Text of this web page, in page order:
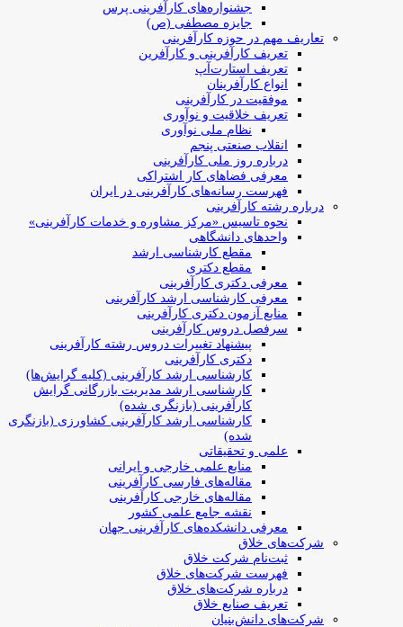
جشنواره‌های کارآفرینی‌ پرس
جایزه مصطفی (ص)
تعاریف مهم در حوزه کارآفرینی
تعریف کارآفرینی و کارآفرین
تعریف استارت‌آپ
انواع کارآفرینان
موفقیت در کارآفرینی
تعریف خلاقیت و نوآوری
نظام ملی نوآوری
انقلاب صنعتی پنجم
درباره روز ملی کارآفرینی
معرفی فضاهای کار اشتراکی
فهرست رسانه‌های کارآفرینی در ایران
درباره رشته کارآفرینی
نحوه تاسیس «مرکز مشاوره و خدمات کارآفرینی»
واحدهای دانشگاهی
مقطع کارشناسی ارشد
مقطع دکتری
معرفی دکتری کارآفرینی
معرفی کارشناسی ارشد کارآفرینی
منابع آزمون دکتری کارآفرینی
سرفصل دروس کارآفرینی
پیشنهاد تغییرات دروس رشته کارآفرینی
دکتری کارآفرینی
کارشناسی ارشد کارآفرینی (کلیه گرایش‌ها)
کارشناسی ارشد مدیریت بازرگانی گرایش
کارآفرینی (بازنگری شده)
کارشناسی ارشد کارآفرینی کشاورزی (بازنگری
شده)
علمی و تحقیقاتی
منابع علمی خارجی و ایرانی
مقاله‌های فارسی کارآفرینی
مقاله‌های خارجی کارآفرینی
نقشه جامع علمی کشور
معرفی دانشکده‌های کارآفرینی جهان
شرکت‌های خلاق
ثبت‌نام شرکت خلاق
فهرست شرکت‌های خلاق
درباره شرکت‌های خلاق
تعریف صنایع خلاق
شرکت‌های دانش‌بنیان